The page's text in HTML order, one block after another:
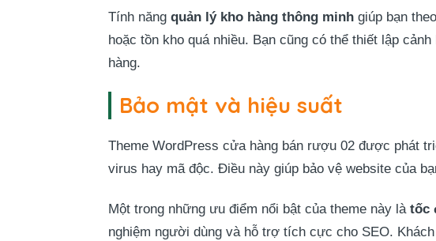
Tính năng quản lý kho hàng thông minh giúp bạn
hoặc tồn kho quá nhiều. Bạn cũng có thể thiết lập
hàng.
Bảo mật và hiệu suất
Theme WordPress cửa hàng bán rượu 02 được phát
virus hay mã độc. Điều này giúp bảo vệ website của
Một trong những ưu điểm nổi bật của theme này là tốc
nghiệm người dùng và hỗ trợ tích cực cho SEO.